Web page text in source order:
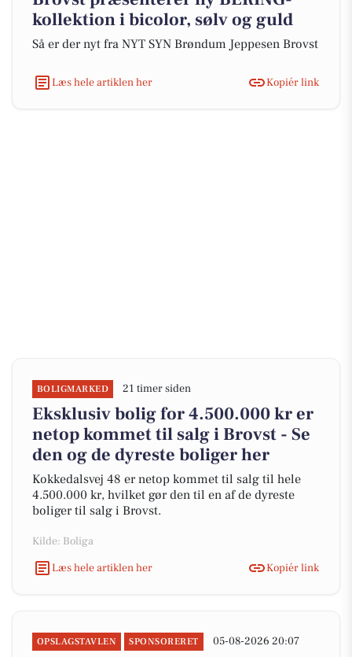
kollektion i bicolor, sølv og guld
Så er der nyt fra NYT SYN Brøndum Jeppesen Brovst
Læs hele artiklen her Kopiér link
BOLIGMARKED 21 timer siden
Eksklusiv bolig for 4.500.000 kr er
netop kommet til salg i Brovst - Se
den og de dyreste boliger her
Kokkedalsvej 48 er netop kommet til salg til hele
4.500.000 kr, hvilket gør den til en af de dyreste
boliger til salg i Brovst.
Kilde: Boliga
Læs hele artiklen her
Kopiér link
OPSLAGSTAVLEN SPONSORERET 05-08-2026 20:07